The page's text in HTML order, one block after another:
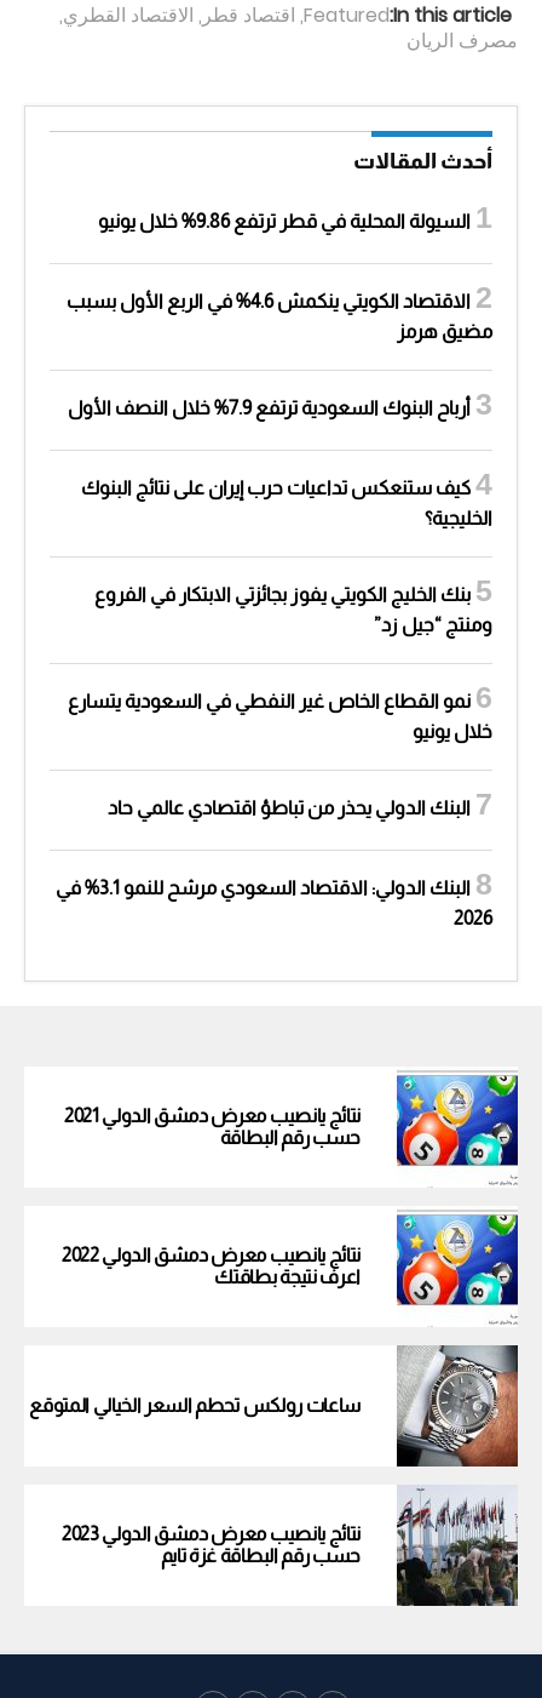
In this article:
Featured
, اقتصاد قطر , الاقتصاد القطري,
مصرف الريان
أحدث المقالات
السيولة المحلية في قطر ترتفع 9.86% خلال يونيو
الاقتصاد الكويتي ينكمش 4.6% في الربع الأول بسبب
مضيق هرمز
أرباح البنوك السعودية ترتفع 7.9% خلال النصف الأول
كيف ستنعكس تداعيات حرب إيران على نتائج البنوك
الخليجية؟
بنك الخليج الكويتي يفوز بجائزتي الابتكار في الفروع
ومنتج “جيل زد”
نمو القطاع الخاص غير النفطي في السعودية يتسارع
خلال يونيو
البنك الدولي يحذر من تباطؤ اقتصادي عالمي حاد
البنك الدولي: الاقتصاد السعودي مرشح للنمو 3.1% في
2026
نتائج يانصيب معرض دمشق الدولي 2021
حسب رقم البطاقة
نتائج يانصيب معرض دمشق الدولي 2022
اعرف نتيجة بطاقتك
ساعات رولكس تحطم السعر الخيالي المتوقع
نتائج يانصيب معرض دمشق الدولي 2023
حسب رقم البطاقة غزة تايم